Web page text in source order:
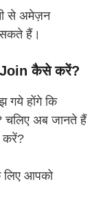
से अमेज़न
सकते हैं।
कैसे करें?
होंगे कि
अब जानते हैं
करें?
लिए आपको